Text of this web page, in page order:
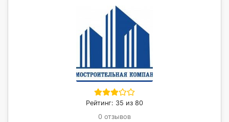
Рейтинг: 35 из 80
0 отзывов